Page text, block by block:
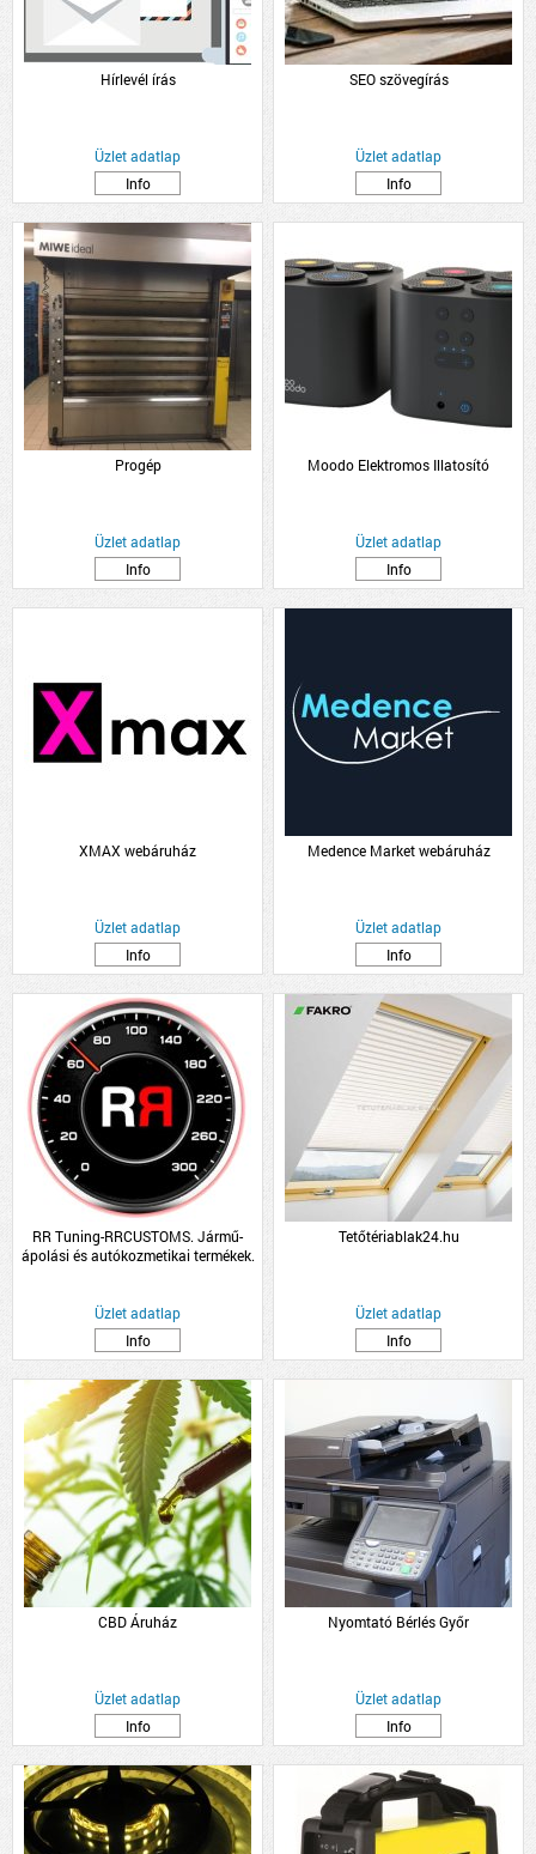
Hírlevél írás
Üzlet adatlap
Info
SEO szövegírás
Üzlet adatlap
Info
Progép
Üzlet adatlap
Info
Moodo Elektromos Illatosító
Üzlet adatlap
Info
XMAX webáruház
Üzlet adatlap
Info
Medence Market webáruház
Üzlet adatlap
Info
RR Tuning-RRCUSTOMS. Jármű-
ápolási és autókozmetikai termékek.
Üzlet adatlap
Info
Tetőtériablak24.hu
Üzlet adatlap
Info
CBD Áruház
Üzlet adatlap
Info
Nyomtató Bérlés Győr
Üzlet adatlap
Info